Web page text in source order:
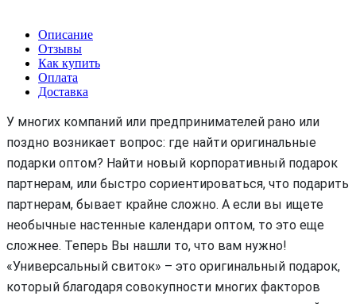
Описание
Отзывы
Как купить
Оплата
Доставка
У многих компаний или предпринимателей рано или
поздно возникает вопрос: где найти оригинальные
подарки оптом? Найти новый корпоративный подарок
партнерам, или быстро сориентироваться, что подарить
партнерам, бывает крайне сложно. А если вы ищете
необычные настенные календари оптом, то это еще
сложнее. Теперь Вы нашли то, что вам нужно!
«Универсальный свиток» – это оригинальный подарок,
который благодаря совокупности многих факторов